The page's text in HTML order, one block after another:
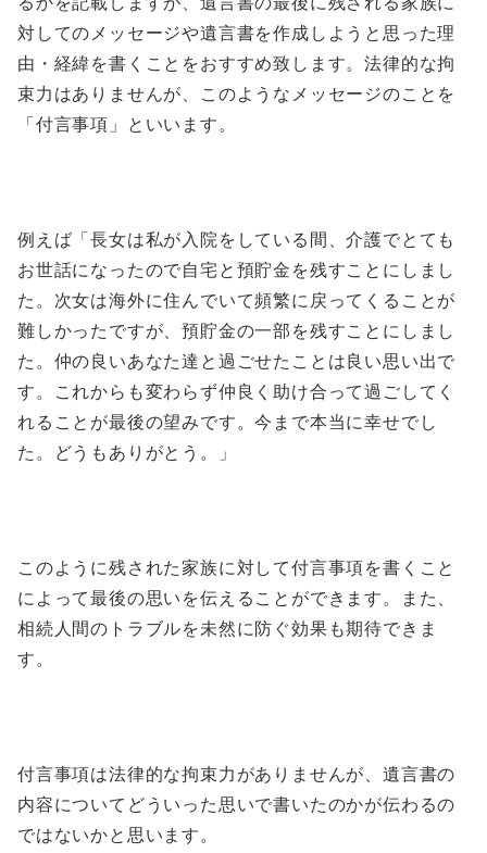
対してのメッセージや遺言書を作成しようと思った理
由・経緯を書くことをおすすめ致します。法律的な拘
束力はありませんが、このようなメッセージのことを
「付言事項」といいます。
例えば「長女は私が入院をしている間、介護でとても
お世話になったので自宅と預貯金を残すことにしまし
た。次女は海外に住んでいて頻繁に戻ってくることが
難しかったですが、預貯金の一部を残すことにしまし
た。仲の良いあなた達と過ごせたことは良い思い出で
す。これからも変わらず仲良く助け合って過ごしてく
れることが最後の望みです。今まで本当に幸せでし
た。どうもありがとう。」
このように残された家族に対して付言事項を書くこと
によって最後の思いを伝えることができます。また、
相続人間のトラブルを未然に防ぐ効果も期待できま
す。
付言事項は法律的な拘束力がありませんが、遺言書の
内容についてどういった思いで書いたのかが伝わるの
ではないかと思います。